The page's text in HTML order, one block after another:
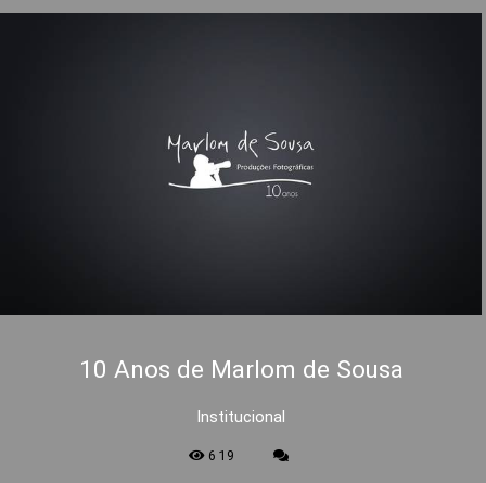
10 Anos de Marlom de Sousa
Institucional
619